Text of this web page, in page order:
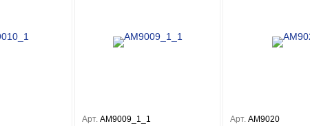
Арт. AM9009_1_1 Арт. AM9020